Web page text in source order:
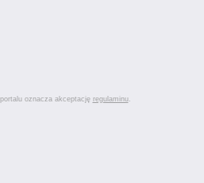
oznacza akceptację regulaminu.